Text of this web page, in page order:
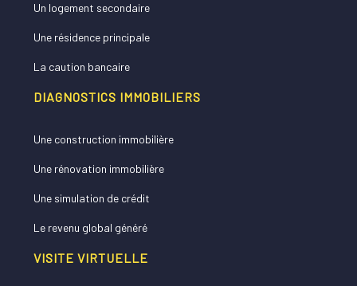
Un logement secondaire
Une résidence principale
La caution bancaire
DIAGNOSTICS IMMOBILIERS
Une construction immobilière
Une rénovation immobilière
Une simulation de crédit
Le revenu global généré
VISITE VIRTUELLE